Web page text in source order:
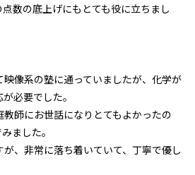
数の底上げにもとても役に立ちまし
像系の塾に通っていましたが、化学が
必要でした。
師にお世話になりとてもよかったの
ました。
、非常に落ち着いていて、丁寧で優し